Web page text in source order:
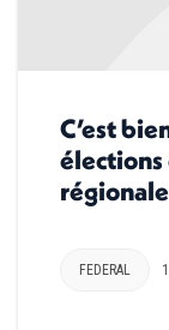
C’est
FEDERAL